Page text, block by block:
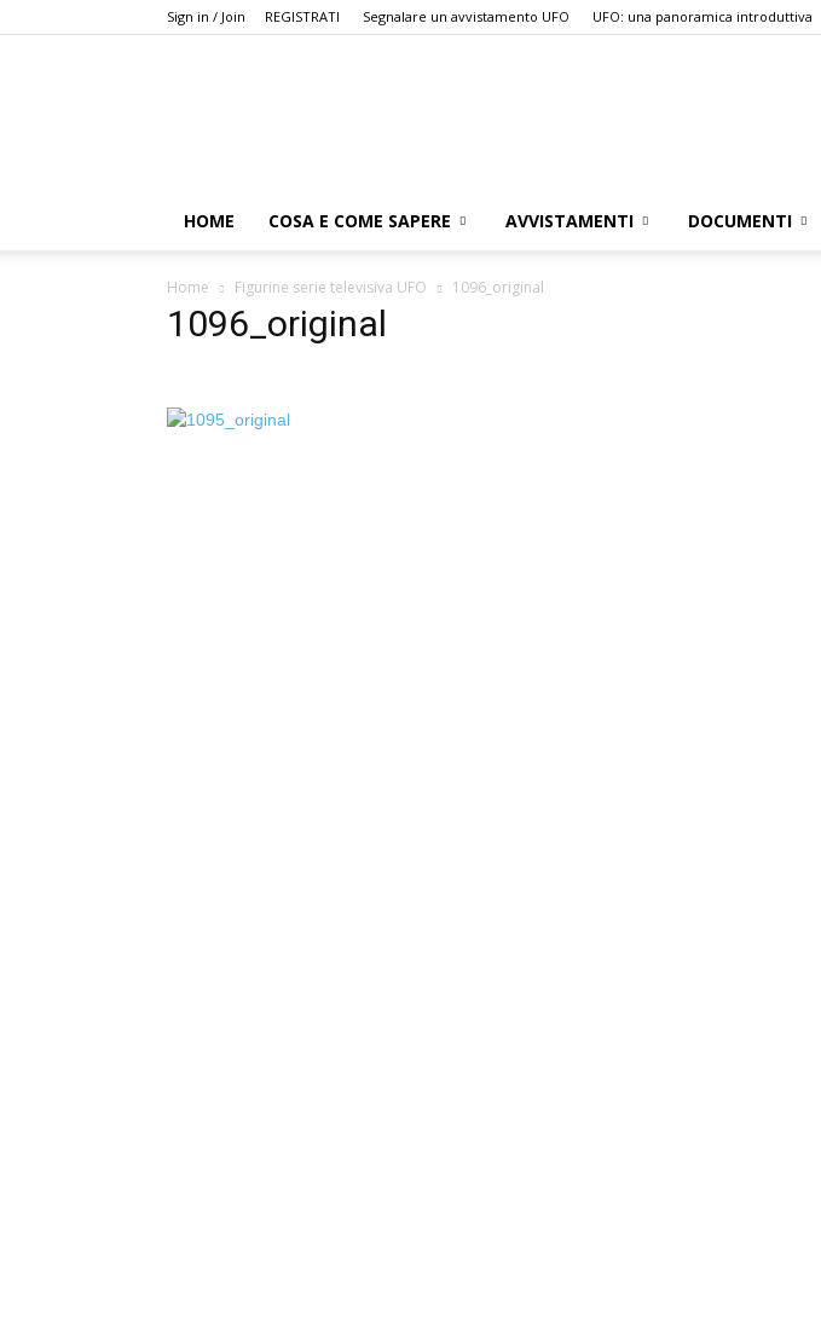
Sign in / Join REGISTRATI Segnalare un avvistamento UFO UFO: una panoramica introduttiva
HOME COSA E COME SAPERE AVVISTAMENTI DOCUMENTI
Home Figurine serie televisiva UFO 1096_original
1096_original